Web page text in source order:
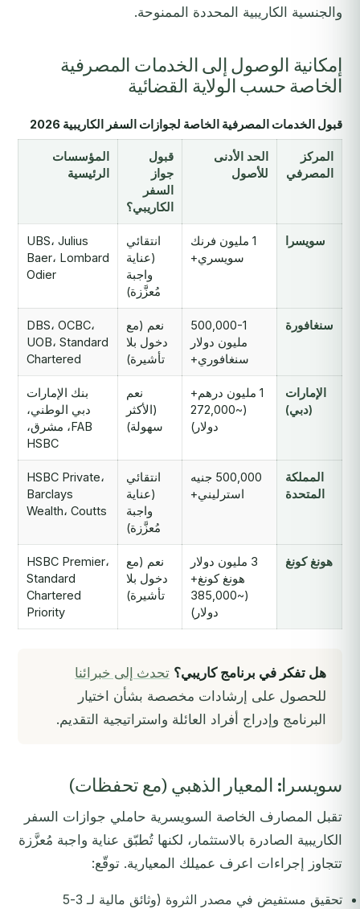
والجنسية الكاريبية المحددة الممنوحة.
إمكانية الوصول إلى الخدمات المصرفية
الخاصة حسب الولاية القضائية
قبول الخدمات المصرفية الخاصة لجوازات السفر الكاريبية 2026
المركز
المصرفي
الحد الأدنى
للأصول
قبول
جواز
السفر
الكاريبي؟
المؤسسات
الرئيسية
سويسرا
1 مليون فرنك
سويسري+
انتقائي
(عناية
واجبة
مُعزَّزة)
UBS، Julius
Baer، Lombard
Odier
سنغافورة
500,000-1
مليون دولار
سنغافوري+
نعم (مع
دخول بلا
تأشيرة)
DBS، OCBC،
UOB، Standard
Chartered
الإمارات
(دبي)
1 مليون درهم+
(~272,000
دولار)
نعم
(الأكثر
سهولة)
بنك الإمارات
دبي الوطني،
FAB، مشرق،
HSBC
المملكة
المتحدة
500,000 جنيه
استرليني+
انتقائي
(عناية
واجبة
مُعزَّزة)
HSBC Private،
Barclays
Wealth، Coutts
هونغ كونغ
3 مليون دولار
هونغ كونغ+
(~385,000
دولار)
نعم (مع
دخول بلا
تأشيرة)
HSBC Premier،
Standard
Chartered
Priority
هل تفكر في برنامج كاريبي؟ تحدث إلى خبرائنا
للحصول على إرشادات مخصصة بشأن اختيار
البرنامج وإدراج أفراد العائلة واستراتيجية التقديم.
سويسرا: المعيار الذهبي (مع تحفظات)
تقبل المصارف الخاصة السويسرية حاملي جوازات السفر
الكاريبية الصادرة بالاستثمار، لكنها تُطبّق عناية واجبة مُعزَّزة
تتجاوز إجراءات اعرف عميلك المعيارية. توقّع:
تحقيق مستفيض في مصدر الثروة (وثائق مالية لـ 3-5